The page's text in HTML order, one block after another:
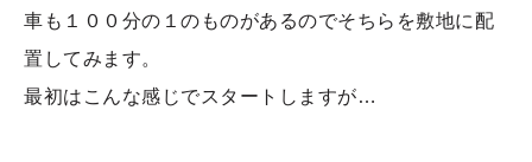
車も１００分の１のものがあるのでそちらを敷地に配
置してみます。
最初はこんな感じでスタートしますが…